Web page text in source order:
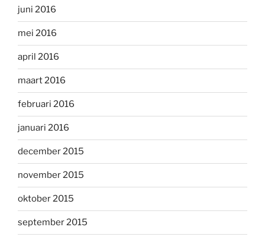
juni 2016
mei 2016
april 2016
maart 2016
februari 2016
januari 2016
december 2015
november 2015
oktober 2015
september 2015